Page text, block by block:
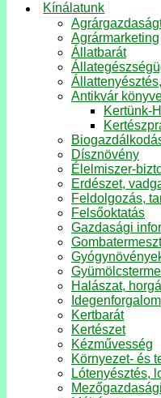
Kínálatunk
Agrármarketing
Állatbarát
Antikvár
Kertünk-
Dísznövény
Élelmiszer-
Erdészet,
Feldolgozás,
Felsőoktatás
Gazdasági
Halászat,
Kertbarát
Kertészet
Kézművesség
Környezet- és
Lótenyésztés,